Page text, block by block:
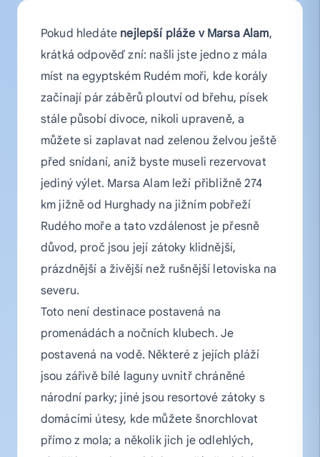
Pokud hledáte nejlepší pláže v Marsa Alam,
krátká odpověď zní: našli jste jedno z mála
míst na egyptském Rudém moři, kde korály
začínají pár záběrů ploutví od břehu, písek
stále působí divoce, nikoli upraveně, a
můžete si zaplavat nad zelenou želvou ještě
před snídaní, aniž byste museli rezervovat
jediný výlet. Marsa Alam leží přibližně 274
km jižně od Hurghady na jižním pobřeží
Rudého moře a tato vzdálenost je přesně
důvod, proč jsou její zátoky klidnější,
prázdnější a živější než rušnější letoviska na
severu.
Toto není destinace postavená na
promenádách a nočních klubech. Je
postavená na vodě. Některé z jejích pláží
jsou zářivě bílé laguny uvnitř chráněné
národní parky; jiné jsou resortové zátoky s
domácími útesy, kde můžete šnorchlovat
přímo z mola; a několik jich je odlehlých,